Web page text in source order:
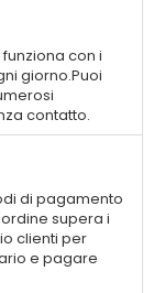
con i
giorno.Puoi
contatto.
di pagamento
supera i
clienti per
e pagare